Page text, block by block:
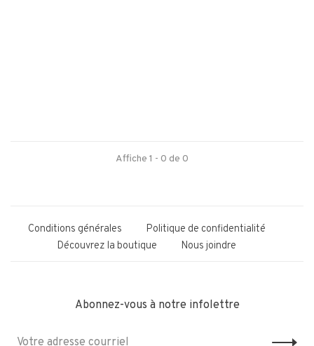
Affiche 1 - 0 de 0
Conditions générales
Politique de confidentialité
Découvrez la boutique
Nous joindre
Abonnez-vous à notre infolettre